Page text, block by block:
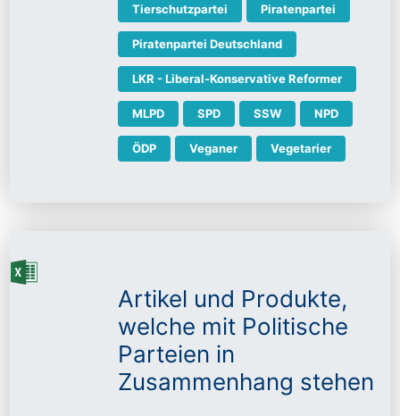
Tierschutzpartei Piratenpartei
Piratenpartei Deutschland
LKR - Liberal-Konservative Reformer
MLPD SPD SSW NPD
ÖDP Veganer Vegetarier
Artikel und Produkte,
welche mit Politische
Parteien in
Zusammenhang stehen